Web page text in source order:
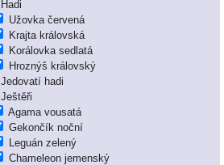
Hadi
Užovka červená
Krajta královská
Korálovka sedlatá
Hroznýš královský
Jedovatí hadi
Ještěři
Agama vousatá
Gekončík noční
Leguán zelený
Chameleon jemenský